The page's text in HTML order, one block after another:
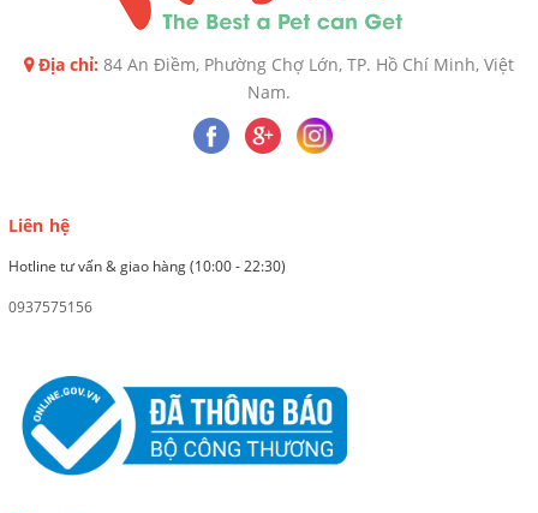
Địa chỉ: 84 An Điềm, Phường Chợ Lớn, TP. Hồ Chí Minh, Việt
Nam.
Liên hệ
Hotline tư vấn & giao hàng (10:00 - 22:30)
0937575156